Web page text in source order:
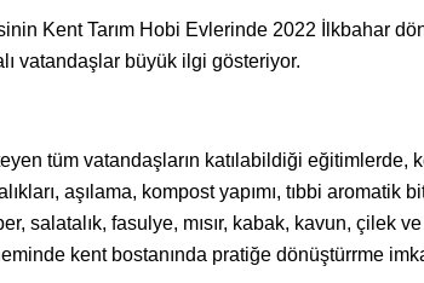
Kent Tarım Hobi Evlerinde 2022 İlkbahar
vatandaşlar büyük ilgi gösteriyor.
tüm vatandaşların katılabildiği
aşılama, kompost yapımı, tıbbi
salatalık, fasulye, mısır, kabak, kavun, çilek
kent bostanında pratiğe dönüştürrme